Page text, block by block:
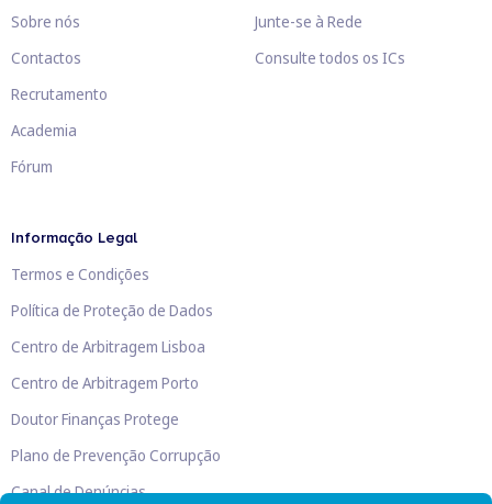
Sobre nós
Contactos
Recrutamento
Academia
Fórum
Junte-se à Rede
Consulte todos os ICs
Informação Legal
Termos e Condições
Política de Proteção de Dados
Centro de Arbitragem Lisboa
Centro de Arbitragem Porto
Doutor Finanças Protege
Plano de Prevenção Corrupção
Canal de Denúncias